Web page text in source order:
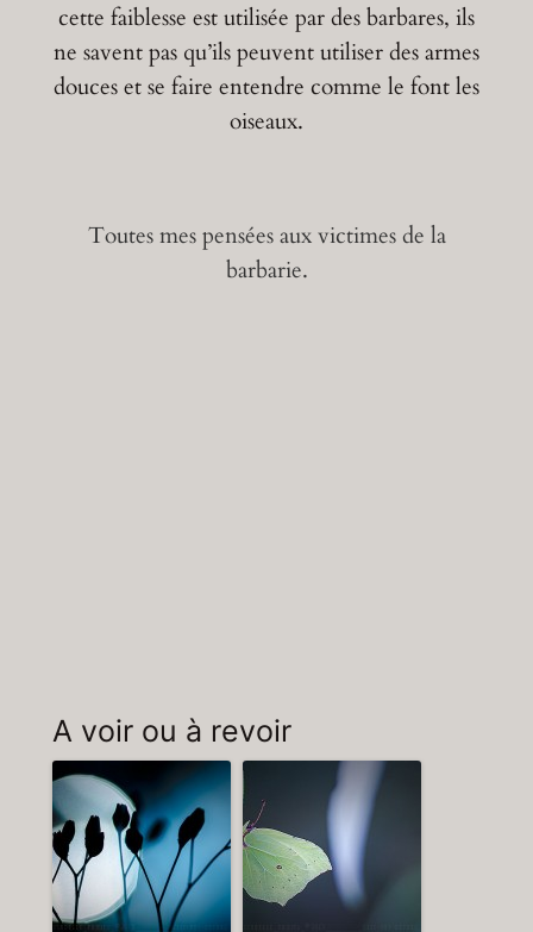
cette faiblesse est utilisée par des barbares, ils
ne savent pas qu’ils peuvent utiliser des armes
douces et se faire entendre comme le font les
oiseaux.
Toutes mes pensées aux victimes de la
barbarie.
A voir ou à revoir